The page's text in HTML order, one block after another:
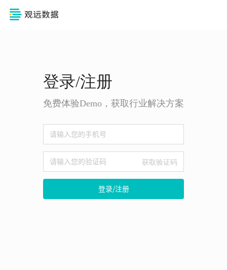
登录/注册
免费体验Demo，获取行业解决方案
获取验证码
登录/注册